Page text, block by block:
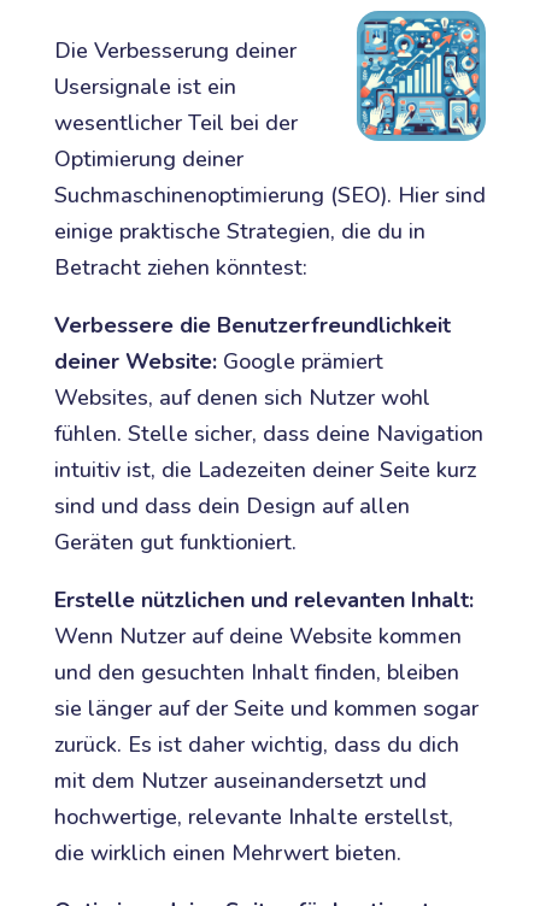
Die Verbesserung deiner
Usersignale ist ein
wesentlicher Teil bei der
Optimierung deiner
Suchmaschinenoptimierung (SEO). Hier sind
einige praktische Strategien, die du in
Betracht ziehen könntest:
Verbessere die Benutzerfreundlichkeit
deiner Website:Google prämiert
Websites, auf denen sich Nutzer wohl
fühlen. Stelle sicher, dass deine Navigation
intuitiv ist, die Ladezeiten deiner Seite kurz
sind und dass dein Design auf allen
Geräten gut funktioniert.
Erstelle nützlichen und relevanten Inhalt:
Wenn Nutzer auf deine Website kommen
und den gesuchten Inhalt finden, bleiben
sie länger auf der Seite und kommen sogar
zurück. Es ist daher wichtig, dass du dich
mit dem Nutzer auseinandersetzt und
hochwertige, relevante Inhalte erstellst,
die wirklich einen Mehrwert bieten.